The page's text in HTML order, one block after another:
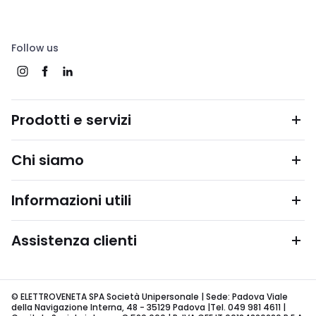
Follow us
Prodotti e servizi
Chi siamo
Informazioni utili
Assistenza clienti
© ELETTROVENETA SPA Società Unipersonale | Sede: Padova Viale
della Navigazione Interna, 48 - 35129 Padova |Tel. 049 981 4611 |